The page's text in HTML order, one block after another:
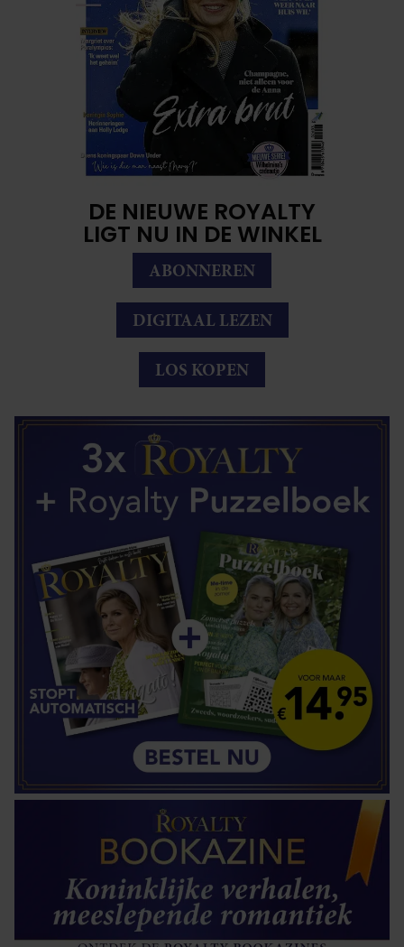
DE NIEUWE ROYALTY
LIGT NU IN DE WINKEL
ABONNEREN
DIGITAAL LEZEN
LOS KOPEN